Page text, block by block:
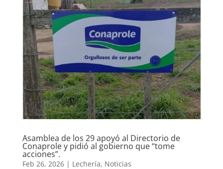
Asamblea de los 29 apoyó al Directorio de
Conaprole y pidió al gobierno que “tome
acciones”.
Feb 26, 2026| Lechería, Noticias